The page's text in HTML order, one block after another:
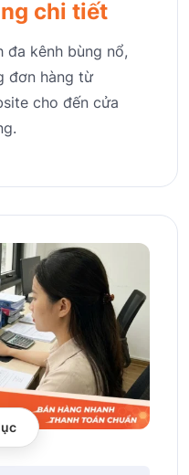
chi tiết
đa kênh bùng nổ,
đơn hàng từ
cho đến cửa